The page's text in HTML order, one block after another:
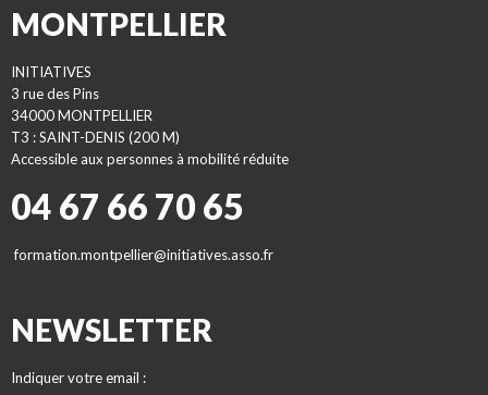
MONTPELLIER
INITIATIVES
3 rue des Pins
34000 MONTPELLIER
T3 : SAINT-DENIS (200 M)
Accessible aux personnes à mobilité réduite
04 67 66 70 65
formation.montpellier@initiatives.asso.fr
NEWSLETTER
Indiquer votre email :